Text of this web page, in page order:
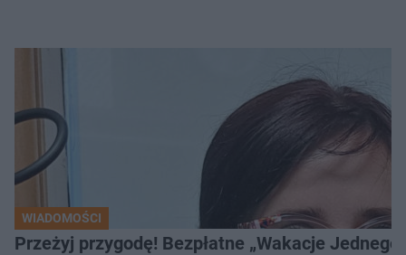
WIADOMOŚCI
Przeżyj przygodę! Bezpłatne „Wakacje